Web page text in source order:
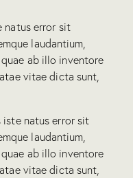
natus error sit
laudantium,
ab illo inventore
vitae dicta sunt,
iste natus error sit
laudantium,
ab illo inventore
vitae dicta sunt,